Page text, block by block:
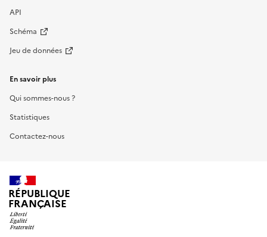
API
Schéma
Jeu de données
En savoir plus
Qui sommes-nous ?
Statistiques
Contactez-nous
RÉPUBLIQUE
FRANÇAISE